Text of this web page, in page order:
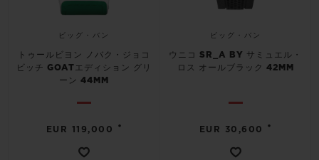
ビッグ・バン
トゥールビヨン ノバク・ジョコ
ビッチ GOATエディション グリ
ーン 44MM
EUR 119,000 •
ビッグ・バン
ウニコ SR_A BY サミュエル・
ロス オールブラック 42MM
EUR 30,600 •